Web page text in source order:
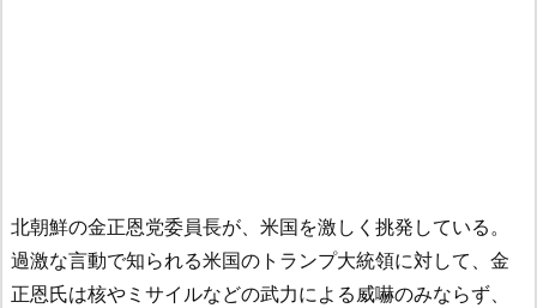
北朝鮮の金正恩党委員長が、米国を激しく挑発している。
過激な言動で知られる米国のトランプ大統領に対して、金
正恩氏は核やミサイルなどの武力による威嚇のみならず、